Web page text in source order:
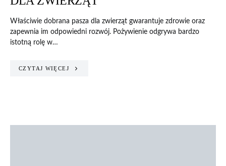
Właściwie dobrana pasza dla zwierząt gwarantuje zdrowie oraz
zapewnia im odpowiedni rozwój. Pożywienie odgrywa bardzo
istotną rolę w…
CZYTAJ WIĘCEJ